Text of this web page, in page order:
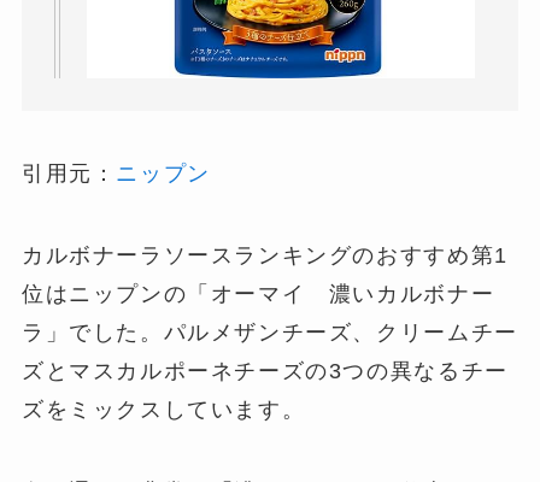
引用元： ニップン
カルボナーラソースランキングのおすすめ第1
位はニップンの「オーマイ 濃いカルボナー
ラ」でした。パルメザンチーズ、クリームチー
ズとマスカルポーネチーズの3つの異なるチー
ズをミックスしています。